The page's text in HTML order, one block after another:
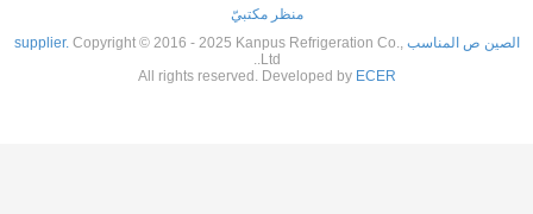
منظر مكتبيّ
الصين ص المناسب supplier.Copyright © 2016 - 2025 Kanpus Refrigeration Co.,
Ltd..
All rights reserved. Developed by ECER